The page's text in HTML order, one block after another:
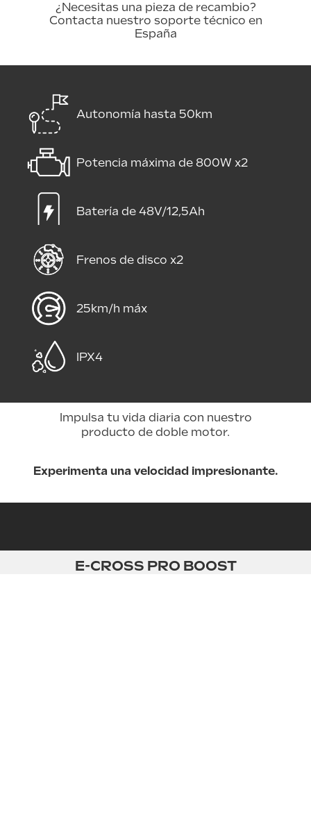
E-CROSS PRO BOOST
¿Necesitas una pieza de recambio?
Contacta nuestro soporte técnico en
España
Autonomía hasta 50km
Potencia máxima de 800W x2
Batería de 48V/12,5Ah
Frenos de disco x2
25km/h máx
IPX4
Impulsa tu vida diaria con nuestro
producto de doble motor.
Experimenta una velocidad impresionante.